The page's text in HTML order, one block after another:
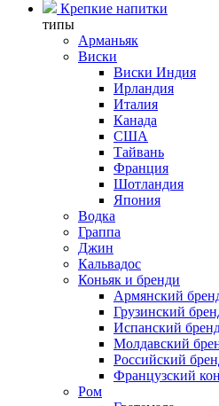
Крепкие напитки
типы
Арманьяк
Виски
Виски Индия
Ирландия
Италия
Канада
США
Тайвань
Франция
Шотландия
Япония
Водка
Граппа
Джин
Кальвадос
Коньяк и бренди
Армянский
Грузинский
Испанский
Молдавский
Российский
Французский
Ром